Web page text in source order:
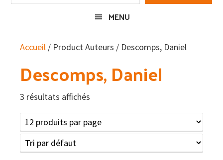
MENU
Accueil / Product Auteurs / Descomps, Daniel
Descomps, Daniel
3 résultats affichés